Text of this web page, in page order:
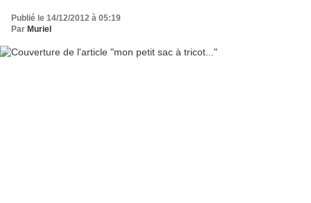
Publié le 14/12/2012 à 05:19
Par Muriel